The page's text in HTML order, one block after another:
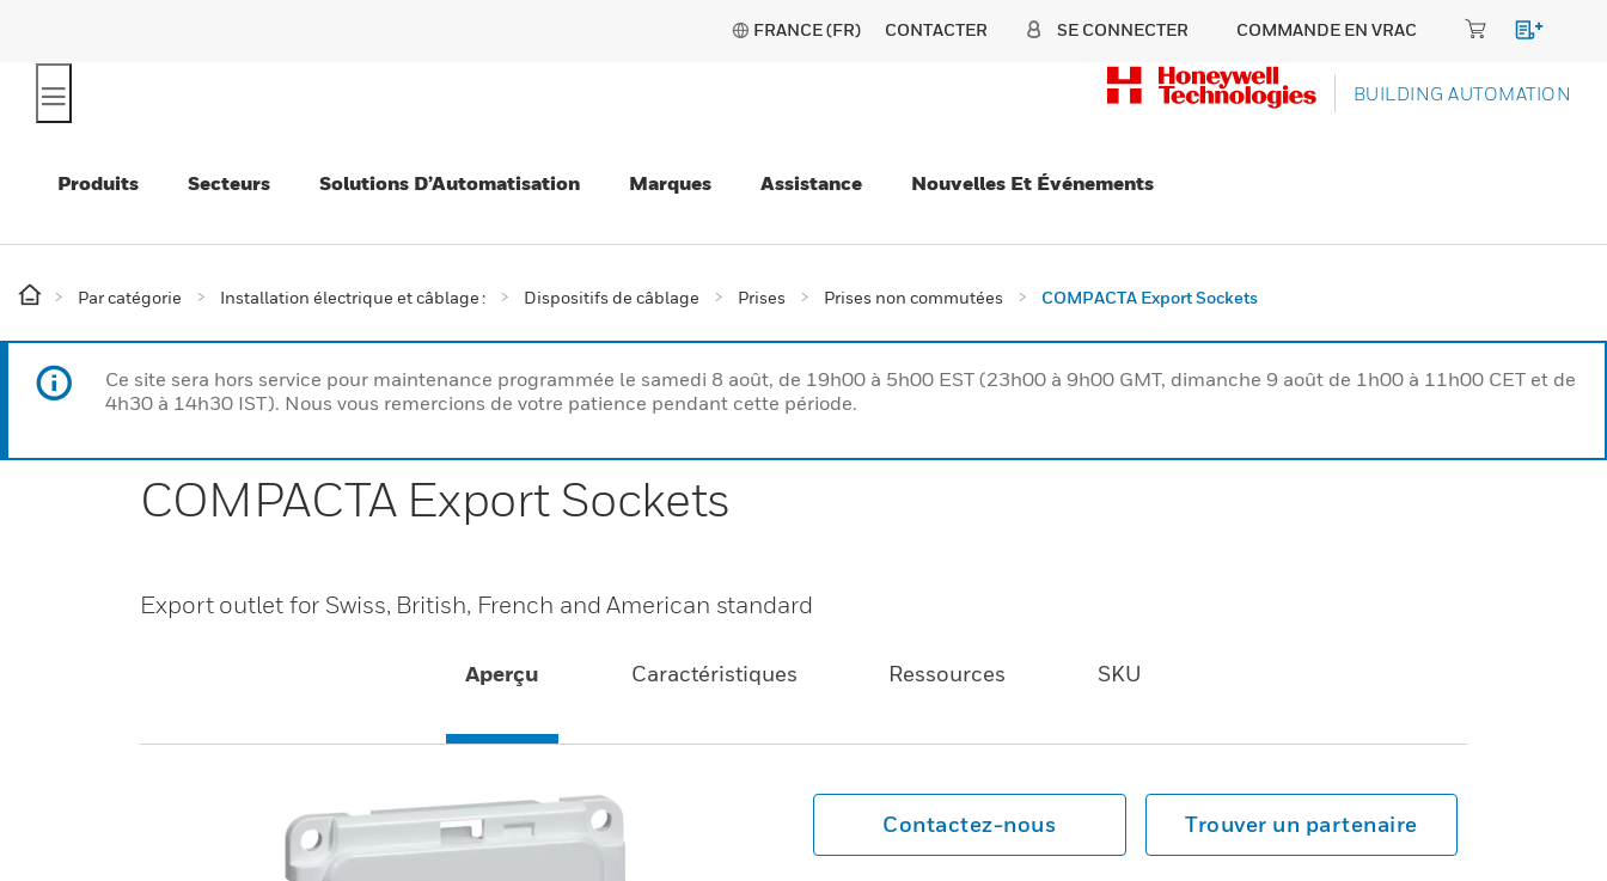
FRANCE (FR) CONTACTER SE CONNECTER COMMANDE EN VRAC
BUILDING AUTOMATION
Produits Secteurs Solutions D’Automatisation Marques Assistance Nouvelles Et Événements
Par catégorie Installation électrique et câblage : Dispositifs de câblage Prises Prises non commutées COMPACTA Export Sockets
Ce site sera hors service pour maintenance programmée le samedi 8 août, de 19h00 à 5h00 EST (23h00 à 9h00 GMT, dimanche 9 août de 1h00 à 11h00 CET et de
4h30 à 14h30 IST). Nous vous remercions de votre patience pendant cette période.
COMPACTA Export Sockets
Export outlet for Swiss, British, French and American standard
Aperçu Caractéristiques Ressources SKU
Contactez-nous Trouver un partenaire